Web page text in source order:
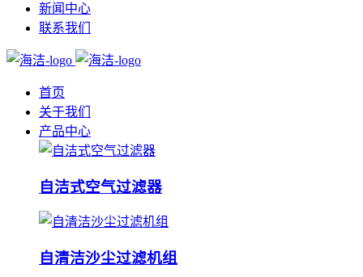
新闻中心
联系我们
首页
关于我们
产品中心
自洁式空气过滤器
自清洁沙尘过滤机组